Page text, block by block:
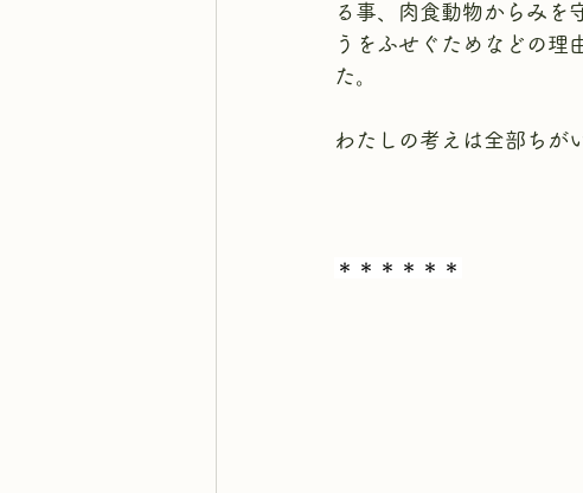
る事、肉食動物からみを
うをふせぐためなどの理
た。
わたしの考えは全部ちが
＊＊＊＊＊＊